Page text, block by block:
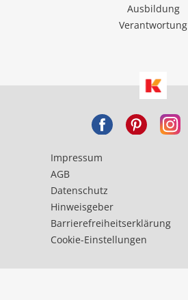
Ausbildung
Verantwortung
Impressum
AGB
Datenschutz
Hinweisgeber
Barrierefreiheitserklärung
Cookie-Einstellungen